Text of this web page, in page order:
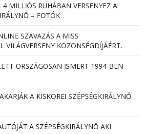
MILLIÓS RUHÁBAN VERSENYEZ A
– FOTÓK
SZAVAZÁS A MISS
VILÁGVERSENY KÖZÖNSÉGDÍJÁÉRT.
ORSZÁGOSAN ISMERT 1994-BEN
A KISKÖREI SZÉPSÉGKIRÁLYNŐ
A SZÉPSÉGKIRÁLYNŐ AKI